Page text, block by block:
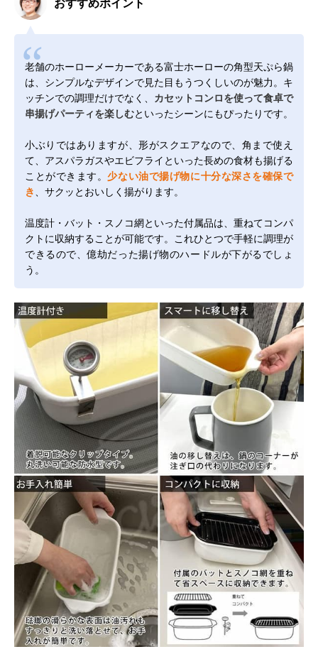
おすすめポイント
老舗のホーローメーカーである富士ホーローの角型天ぷら鍋
は、シンプルなデザインで見た目もうつくしいのが魅力。キ
ッチンでの調理だけでなく、 カセットコンロを使って食卓で
串揚げパーティを楽しむといったシーンにもぴったりです。
小ぶりではありますが、形がスクエアなので、角まで使え
て、アスパラガスやエビフライといった長めの食材も揚げる
ことができます。少ない油で揚げ物に十分な深さを確保で
き
、サクッとおいしく揚がります。
温度計・バット・スノコ網といった付属品は、重ねてコンパ
クトに収納することが可能です。これひとつで手軽に調理が
できるので、億劫だった揚げ物のハードルが下がるでしょ
う。